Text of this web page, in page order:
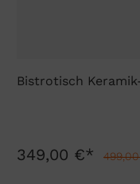
Bistrotisch
349,00 €*